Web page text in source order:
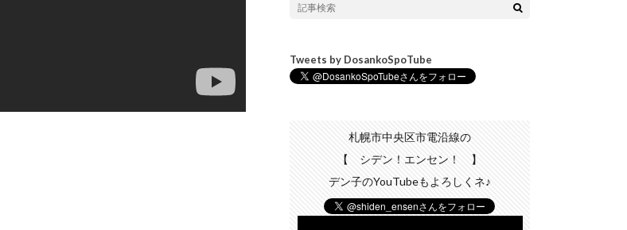
Tweets by DosankoSpoTube
札幌市中央区市電沿線の
【 シデン！エンセン！ 】
デン子のYouTubeもよろしくネ♪